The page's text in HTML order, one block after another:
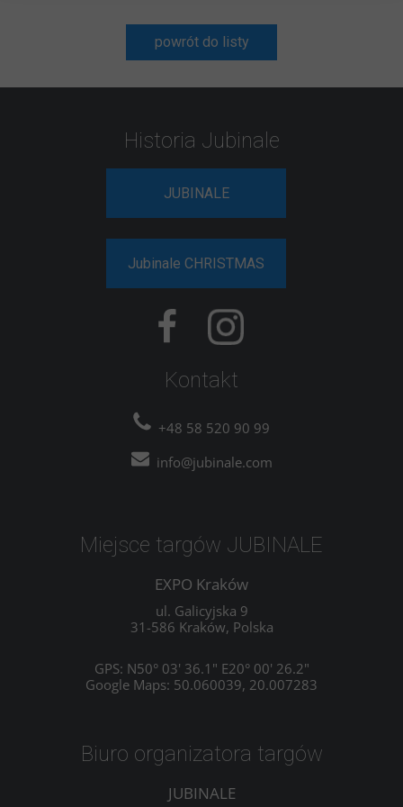
powrót do listy
Historia Jubinale
Kontakt
+48 58 520 90 99
info@jubinale.com
Biuro organizatora targów
JUBINALE
Miejsce targów JUBINALE
EXPO Kraków
ul. Galicyjska 9
31-586 Kraków, Polska
GPS: N50° 03' 36.1" E20° 00' 26.2"
Google Maps: 50.060039, 20.007283
Jubinale CHRISTMAS
JUBINALE